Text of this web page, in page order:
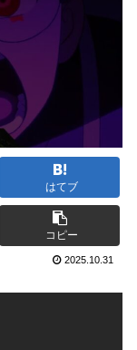
はてブ
コピー
2025.10.31